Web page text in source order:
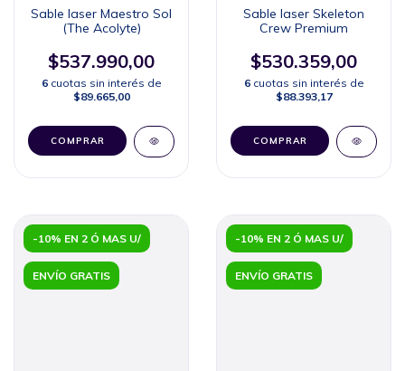
Sable laser Maestro Sol
(The Acolyte)
$537.990,00
6 cuotas sin interés de
$89.665,00
COMPRAR
Sable laser Skeleton
Crew Premium
$530.359,00
6 cuotas sin interés de
$88.393,17
COMPRAR
-10% EN 2 Ó MAS U/
ENVÍO GRATIS
-10% EN 2 Ó MAS U/
ENVÍO GRATIS